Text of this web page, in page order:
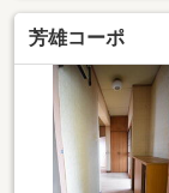
芳雄コーポ